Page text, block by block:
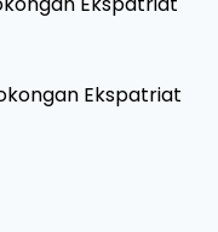
Ekspatriat